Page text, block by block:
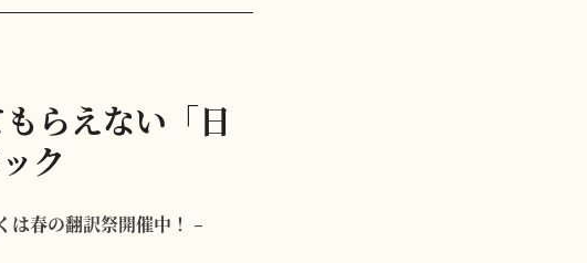
らえない「日
ク
春の翻訳祭開催中！ –